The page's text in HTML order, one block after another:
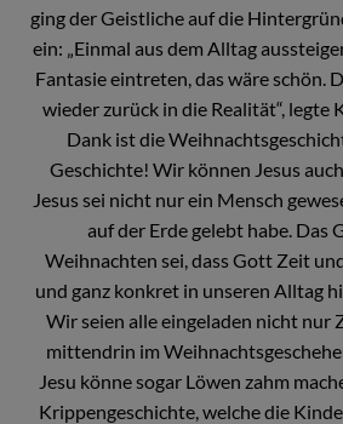
ging der Geistliche auf die
ein: „Einmal aus dem Alltag
Fantasie eintreten, das wäre schön.
wieder zurück in die Realität“, legte
Dank ist die
Geschichte! Wir können Jesus
Jesus sei nicht nur ein Mensch
auf der Erde gelebt habe. Das
Weihnachten sei, dass Gott Zeit
und ganz konkret in unseren Alltag
Wir seien alle eingeladen nicht nur
mittendrin im
Jesu könne sogar Löwen zahm
Krippengeschichte, welche die